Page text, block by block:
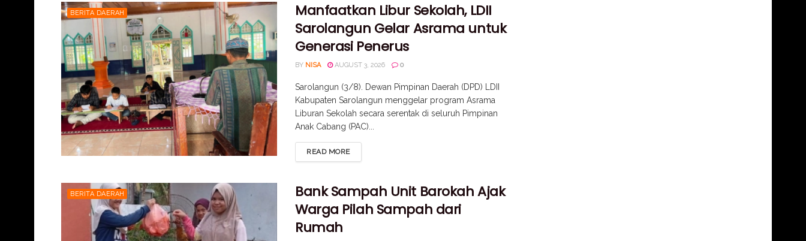
BERITA DAERAH
Manfaatkan Libur Sekolah, LDII
Sarolangun Gelar Asrama untuk
Generasi Penerus
BY NISA AUGUST 3, 2026 0
Sarolangun (3/8). Dewan Pimpinan Daerah (DPD) LDII
Kabupaten Sarolangun menggelar program Asrama
Liburan Sekolah secara serentak di seluruh Pimpinan
Anak Cabang (PAC)...
READ MORE
BERITA DAERAH
Bank Sampah Unit Barokah Ajak
Warga Pilah Sampah dari
Rumah